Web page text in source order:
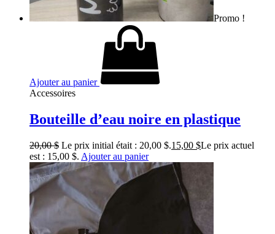
Promo !
Ajouter au panier
Accessoires
Bouteille d’eau noire en plastique
20,00$ Le prix initial était : 20,00 $.15,00 $Le prix actuel
est : 15,00 $. Ajouter au panier